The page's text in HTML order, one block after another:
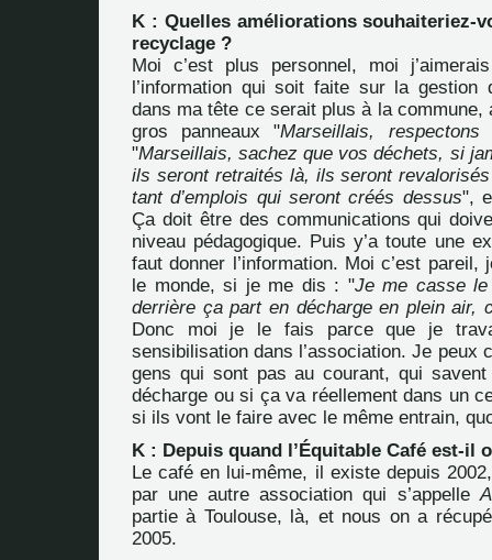
K : Quelles améliorations souhaiteriez-
recyclage ?
Moi c’est plus personnel, moi
l’information qui soit faite sur la gestion
dans ma tête ce serait plus à la commune,
gros panneaux "Marseillais,
"Marseillais, sachez que vos déchets, si
ils seront retraités là, ils seront revalorisés
tant d’emplois qui seront créés dessus",
Ça doit être des communications qui
niveau pédagogique. Puis y’a toute une
faut donner l’information. Moi c’est pareil,
le monde, si je me dis : "Je me casse
derrière ça part en décharge en plein air,
Donc moi je le fais parce que je
sensibilisation dans l’association. Je peux
gens qui sont pas au courant, qui
décharge ou si ça va réellement dans un
si ils vont le faire avec le même entrain,
K : Depuis quand l’Équitable Café est-il
Le café en lui-même, il existe depuis
par une autre association qui s’appelle
partie à Toulouse, là, et nous on a
2005.